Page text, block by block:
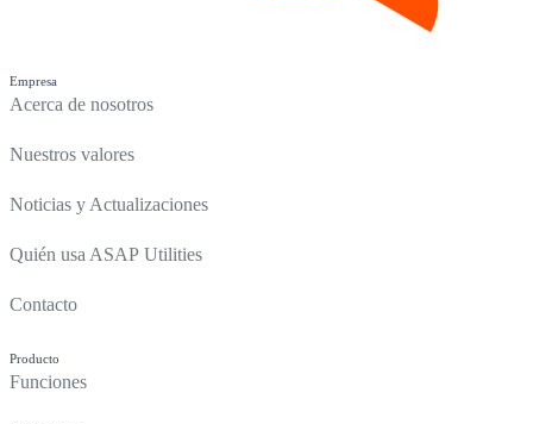
Empresa
Acerca de nosotros
Nuestros valores
Noticias y Actualizaciones
Quién usa ASAP Utilities
Contacto
Producto
Funciones